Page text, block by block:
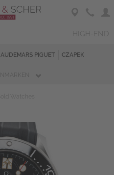
AUDEMARS PIGUET CZAPEK